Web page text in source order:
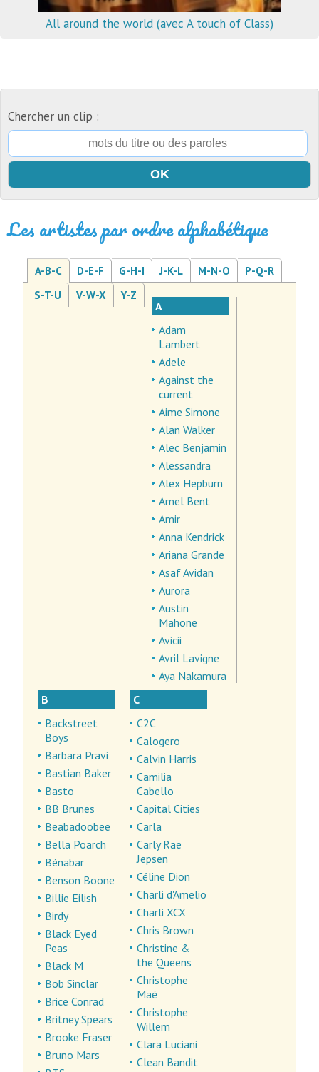
All around the world (avec A touch of Class)
Chercher un clip :
Les artistes par ordre alphabétique
A-B-C D-E-F G-H-I J-K-L M-N-O
P-Q-R
S-T-U
V-W-X Y-Z
A
Adam
Lambert
Adele
Against the
current
Aime Simone
Alan Walker
Alec Benjamin
Alessandra
Alex Hepburn
Amel Bent
Amir
Anna Kendrick
Ariana Grande
Asaf Avidan
Aurora
Austin
Mahone
Avicii
Avril Lavigne
Aya Nakamura
B
Backstreet
Boys
Barbara Pravi
Bastian Baker
Basto
BB Brunes
Beabadoobee
Bella Poarch
Bénabar
Benson Boone
Billie Eilish
Birdy
Black Eyed
Peas
Black M
Bob Sinclar
Brice Conrad
Britney Spears
Brooke Fraser
Bruno Mars
C
C2C
Calogero
Calvin Harris
Camilia
Cabello
Capital Cities
Carla
Carly Rae
Jepsen
Céline Dion
Charli d'Amelio
Charli XCX
Chris Brown
Christine &
the Queens
Christophe
Maé
Christophe
Willem
Clara Luciani
Clean Bandit